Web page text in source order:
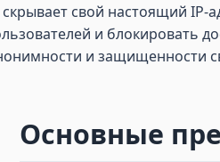
свой настоящий IP-
и блокировать
и защищенности
Основные